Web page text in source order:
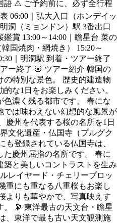
語 ⚠️ ご予約前に、必ず全行程
06:00｜弘大入口（ホンデイッ
洞（ミョンドン）駅 3番出口
鑑賞 13:00～14:00｜瞻星台 菜の
国焼肉・網焼き） 15:20～
｜明洞駅 到着・ツアー終了
ー終了 🌸 ツアー紹介 韓国の
特別な景色。 歴史的建造物
な1日をお楽しみください。
色濃く残る都市です。 春にな
では味わえない幻想的な風景が
慶州を代表する桜の名所を1日
文化遺産・仏国寺（プルグク
も登録されている仏国寺は、
慶州屈指の名所です。 春に
築と美しいコントラストを生み
レイヤード・チェリーブロッ
重にも重なる八重桜もお楽し
よりも華やかで、写真映えす
。 🔭 東洋最古の天文台・瞻星
、東洋で最も古い天文観測施